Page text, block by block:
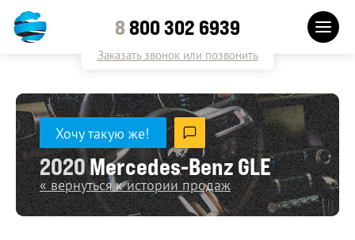
8800 302 6939
Заказать звонок или позвонить
2020Mercedes-Benz GLE
« вернуться к истории продаж
Хочу такую же!